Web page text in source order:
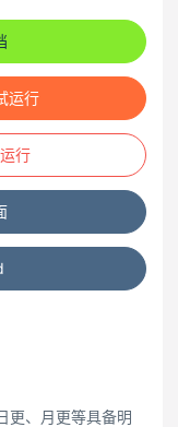
运行
行
更、月更等具备明